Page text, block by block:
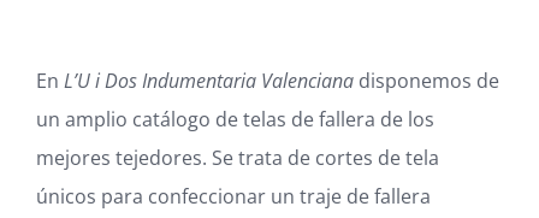
Confección a medida
Contacto
En L’U i Dos Indumentaria Valenciana disponemos de
un amplio catálogo de telas de fallera de los
mejores tejedores. Se trata de cortes de tela
únicos para confeccionar un traje de fallera